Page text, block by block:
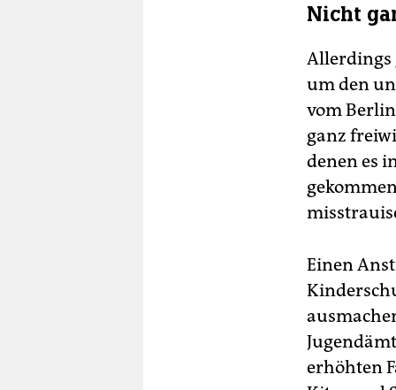
Nicht
Allerdings
um den
vom
ganz
denen es
Einen
erhöhten